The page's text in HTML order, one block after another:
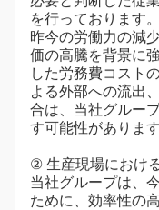
を行っております。
昨今の労働力の減
価の高騰を背景に
した労務費コスト
よる外部への流出
合は、当社グルー
す可能性があります
② 生産現場におけ
当社グループは、
ために、効率性の